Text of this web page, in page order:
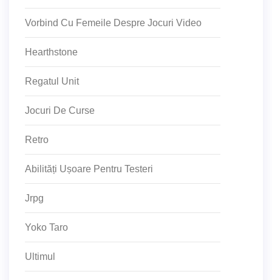
Vorbind Cu Femeile Despre Jocuri Video
Hearthstone
Regatul Unit
Jocuri De Curse
Retro
Abilități Ușoare Pentru Testeri
Jrpg
Yoko Taro
Ultimul